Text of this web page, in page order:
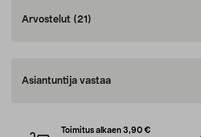
Arvostelut (21)
Asiantuntija vastaa
Toimitus alkaen 3,90 €